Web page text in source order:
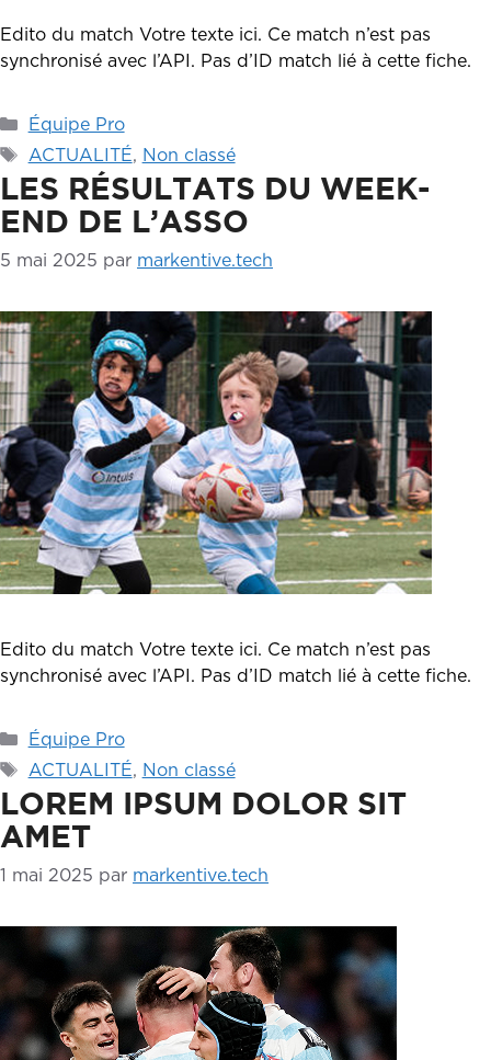
Edito du match Votre texte ici. Ce match n’est pas
synchronisé avec l’API. Pas d’ID match lié à cette fiche.
Catégories
Équipe Pro
Étiquettes
ACTUALITÉ, Non classé
LES RÉSULTATS DU WEEK-
END DE L’ASSO
5 mai 2025 par markentive.tech
Edito du match Votre texte ici. Ce match n’est pas
synchronisé avec l’API. Pas d’ID match lié à cette fiche.
Catégories
Équipe Pro
Étiquettes
ACTUALITÉ, Non classé
LOREM IPSUM DOLOR SIT
AMET
1 mai 2025 par markentive.tech